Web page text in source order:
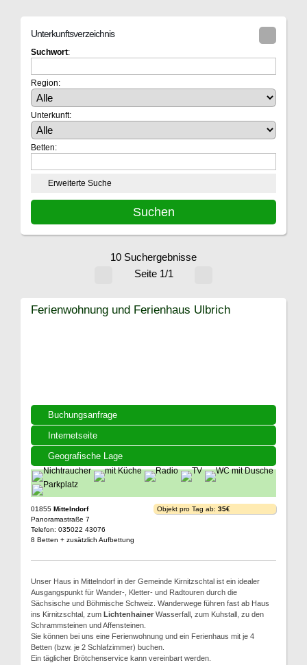
Unterkunftsverzeichnis
Suchwort:
Region:
Unterkunft:
Betten:
Erweiterte Suche
10 Suchergebnisse
Seite 1/1
Buchungsanfrage
Internetseite
Geografische Lage
Ferienwohnung und Ferienhaus Ulbrich
01855 Mittelndorf
Panoramastraße 7
Telefon: 035022 43076
8 Betten + zusätzlich Aufbettung
Objekt pro Tag ab: 35€
Unser Haus in Mittelndorf in der Gemeinde Kirnitzschtal ist ein idealer
Ausgangspunkt für Wander-, Kletter- und Radtouren durch die
Sächsische und Böhmische Schweiz. Wanderwege führen fast ab Haus
ins Kirnitzschtal, zum Lichtenhainer Wasserfall, zum Kuhstall, zu den
Schrammsteinen und Affensteinen.
Sie können bei uns eine Ferienwohnung und ein Ferienhaus mit je 4
Betten (bzw. je 2 Schlafzimmer) buchen.
Ein täglicher Brötchenservice kann vereinbart werden.